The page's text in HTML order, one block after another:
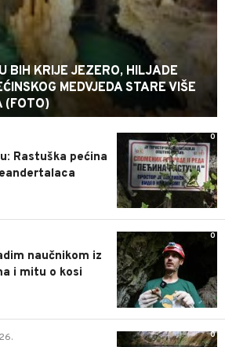
BIH KRIJE JEZERO, HILJADE
MEDVJEDA STARE VIŠE
(FOTO)
0
Rastuška pećina
0
naučnikom iz
i mitu o kosi
0